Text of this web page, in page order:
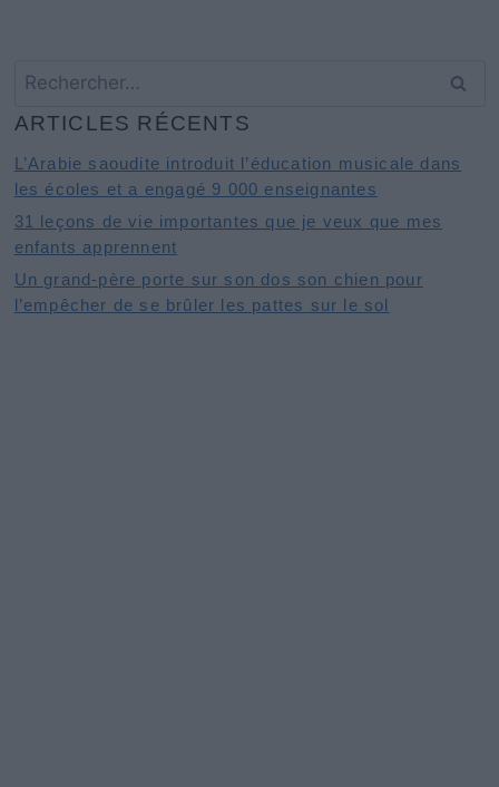
Rechercher :
ARTICLES RÉCENTS
L’Arabie saoudite introduit l’éducation musicale dans
les écoles et a engagé 9 000 enseignantes
31 leçons de vie importantes que je veux que mes
enfants apprennent
Un grand-père porte sur son dos son chien pour
l’empêcher de se brûler les pattes sur le sol